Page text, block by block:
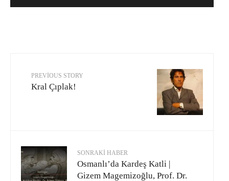
PREVIOUS STORY
Kral Çıplak!
SONRAKI HABER
Osmanlı’da Kardeş Katli |
Gizem Magemizoğlu, Prof. Dr.